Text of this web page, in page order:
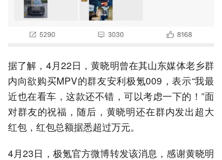
据了解，4月22日，黄晓明曾在其山东媒体老乡群
内向欲购买MPV的群友安利极氪009，表示“我最
近也在看车，这款还不错，可以考虑一下的！”面
对群友的祝福，随后，黄晓明还在群内发出超大
红包，红包总额据悉超过万元。
4月23日，极氪官方微博转发该消息，感谢黄晓明